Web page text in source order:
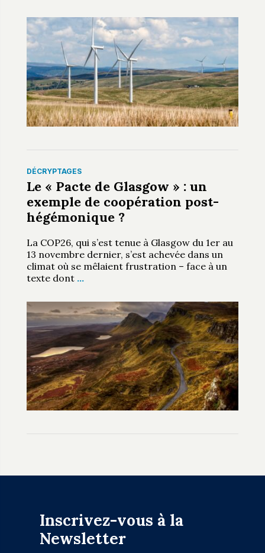
DÉCRYPTAGES
Le « Pacte de Glasgow » : un
exemple de coopération post-
hégémonique ?
La COP26, qui s’est tenue à Glasgow du 1er au
13 novembre dernier, s’est achevée dans un
climat où se mêlaient frustration – face à un
texte dont …
Inscrivez-vous à la
Newsletter